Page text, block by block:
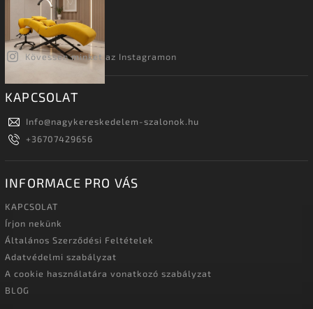
Kövessen minket az Instagramon
KAPCSOLAT
Info@nagykereskedelem-szalonok.hu
+36707429656
INFORMACE PRO VÁS
KAPCSOLAT
Írjon nekünk
Általános Szerződési Feltételek
Adatvédelmi szabályzat
A cookie használatára vonatkozó szabályzat
BLOG